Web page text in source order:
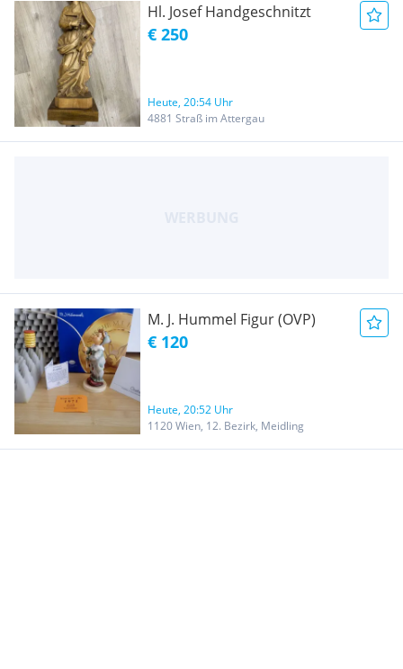
Hl. Josef Handgeschnitzt
€ 250
Heute, 20:54 Uhr
4881 Straß im Attergau
M. J. Hummel Figur (OVP)
€ 120
Heute, 20:52 Uhr
1120 Wien, 12. Bezirk, Meidling